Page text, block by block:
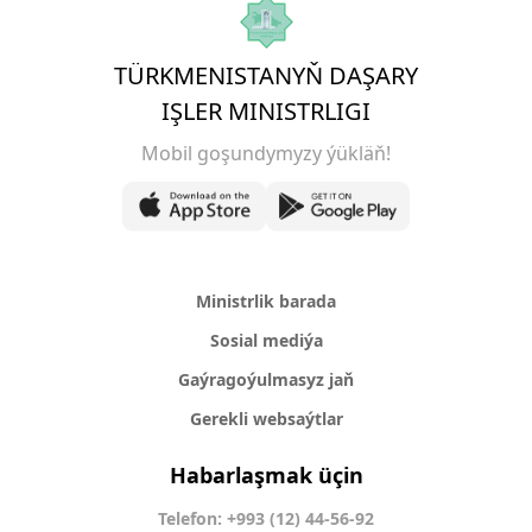
TÜRKMENISTANYŇ DAŞARY
IŞLER MINISTRLIGI
Mobil goşundymyzy ýükläň!
Ministrlik barada
Sosial mediýa
Gaýragoýulmasyz jaň
Gerekli websaýtlar
Habarlaşmak üçin
Telefon: +993 (12) 44-56-92